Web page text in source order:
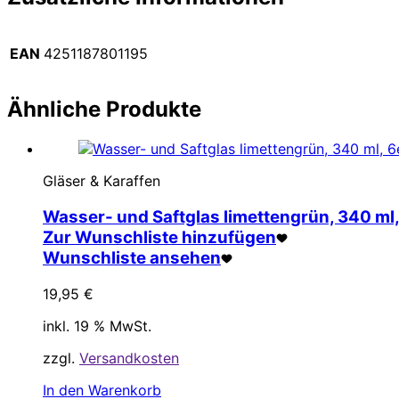
EAN 4251187801195
Ähnliche Produkte
Gläser & Karaffen
Wasser- und Saftglas limettengrün, 340
Zur Wunschliste hinzufügen
Wunschliste ansehen
19,95 €
inkl. 19 % MwSt.
zzgl. Versandkosten
In den Warenkorb